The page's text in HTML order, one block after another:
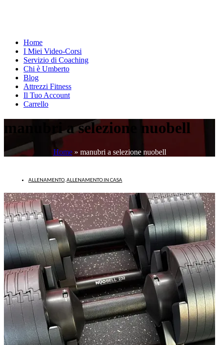
Home
I Miei Video-Corsi
Servizio di Coaching
Chi è Umberto
Blog
Attrezzi Fitness
Il Tuo Account
Carrello
manubri a selezione nuobell
Home» manubri a selezione nuobell
ALLENAMENTO ALLENAMENTO IN CASA